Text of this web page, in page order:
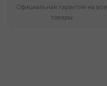
Официальная гарантия на все
товары